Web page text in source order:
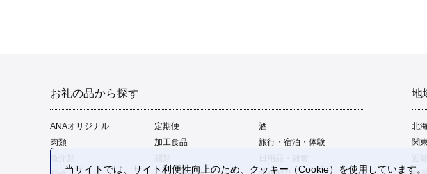
お礼の品から探す
ANAオリジナル 定期便
酒
肉類
加工食品
旅行・宿泊・体験
地
北
関
当サイトでは、サイト利便性向上のため、クッキー（Cookie）を使用しています